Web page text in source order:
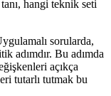
hangi teknik seti
sorularda,
adımdır. Bu adımda
açıkça
tutarlı tutmak bu